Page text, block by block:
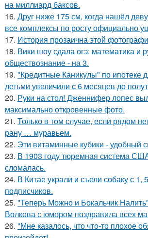
на миллиард баксов.
16. Друг ниже 175 см, когда нашёл
все комплексы по росту официально
17. История прозаична этой
18. Вики шоу сдала огэ: математика и
обществознание - на 3.
19. "Кредитные Каникулы" по ипотеке
детьми увеличили с 6 месяцев до
20. Руки на стол! Дженнифер лопес
максимально откровенные фото.
21. Только в том случае, если рядом
рану … муравьем.
22. Эти витаминные кубики - удобный
23. В 1903 году тюремная система
сломалась.
24. В Китае украли и съели собаку с 1,
подписчиков.
25. "Теперь Можно и Бокальчик
Волкова с юмором поздравила всех
26. "Мне казалось, что что-то плохое